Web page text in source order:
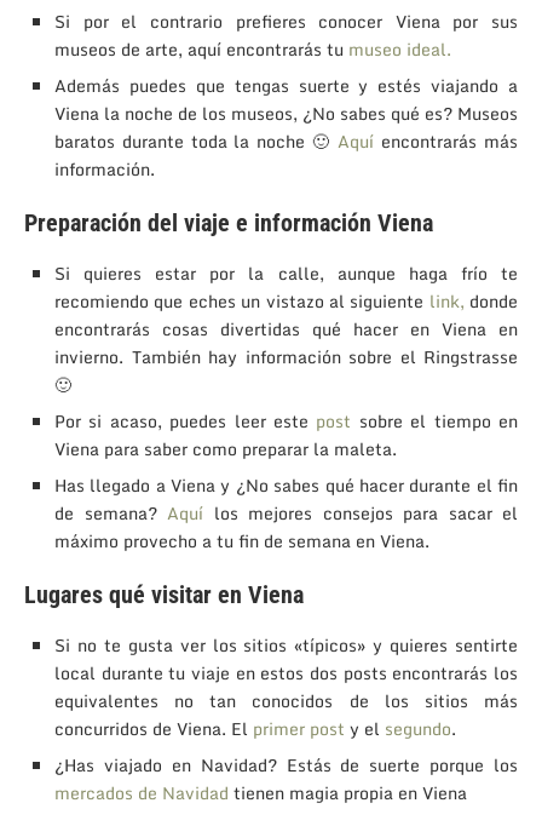
Si por el contrario prefieres conocer Viena por sus
museos de arte, aquí encontrarás tu museo ideal.
Además puedes que tengas suerte y estés viajando a
Viena la noche de los museos, ¿No sabes qué es? Museos
baratos durante toda la noche 🙂Aquí encontrarás más
información.
Preparación del viaje e información Viena
Si quieres estar por la calle, aunque haga frío te
recomiendo que eches un vistazo al siguiente link, donde
encontrarás cosas divertidas qué hacer en Viena en
invierno. También hay información sobre el Ringstrasse
🙂
Por si acaso, puedes leer este post sobre el tiempo en
Viena para saber como preparar la maleta.
Has llegado a Viena y ¿No sabes qué hacer durante el fin
de semana? Aquí los mejores consejos para sacar el
máximo provecho a tu fin de semana en Viena.
Lugares qué visitar en Viena
Si no te gusta ver los sitios «típicos» y quieres sentirte
local durante tu viaje en estos dos posts encontrarás los
equivalentes no tan conocidos de los sitios más
concurridos de Viena. El primer post y el segundo.
¿Has viajado en Navidad? Estás de suerte porque los
mercados de Navidad tienen magia propia en Viena